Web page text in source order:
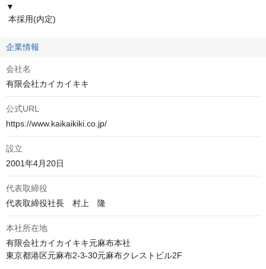
▼
本採用(内定)
企業情報
会社名
有限会社カイカイキキ
公式URL
https://www.kaikaikiki.co.jp/
設立
2001年4月20日
代表取締役
代表取締役社長　村上　隆
本社所在地
有限会社カイカイキキ元麻布本社
東京都港区元麻布2-3-30元麻布クレストビル2F